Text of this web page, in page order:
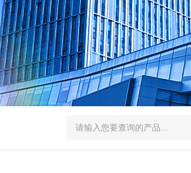
RFS150XY霍尼希曼双轴张力传感器